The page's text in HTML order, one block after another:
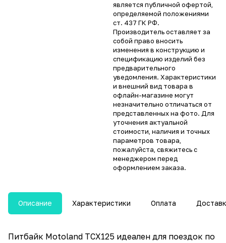
является публичной офертой,
определяемой положениями
ст. 437 ГК РФ.
Производитель оставляет за
собой право вносить
изменения в конструкцию и
спецификацию изделий без
предварительного
уведомления. Характеристики
и внешний вид товара в
офлайн-магазине могут
незначительно отличаться от
представленных на фото. Для
уточнения актуальной
стоимости, наличия и точных
параметров товара,
пожалуйста, свяжитесь с
менеджером перед
оформлением заказа.
Описание Характеристики Оплата
Питбайк Motoland TCX125 идеален для поездок по